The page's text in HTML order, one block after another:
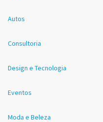
Autos
Consultoria
Design e Tecnologia
Eventos
Moda e Beleza